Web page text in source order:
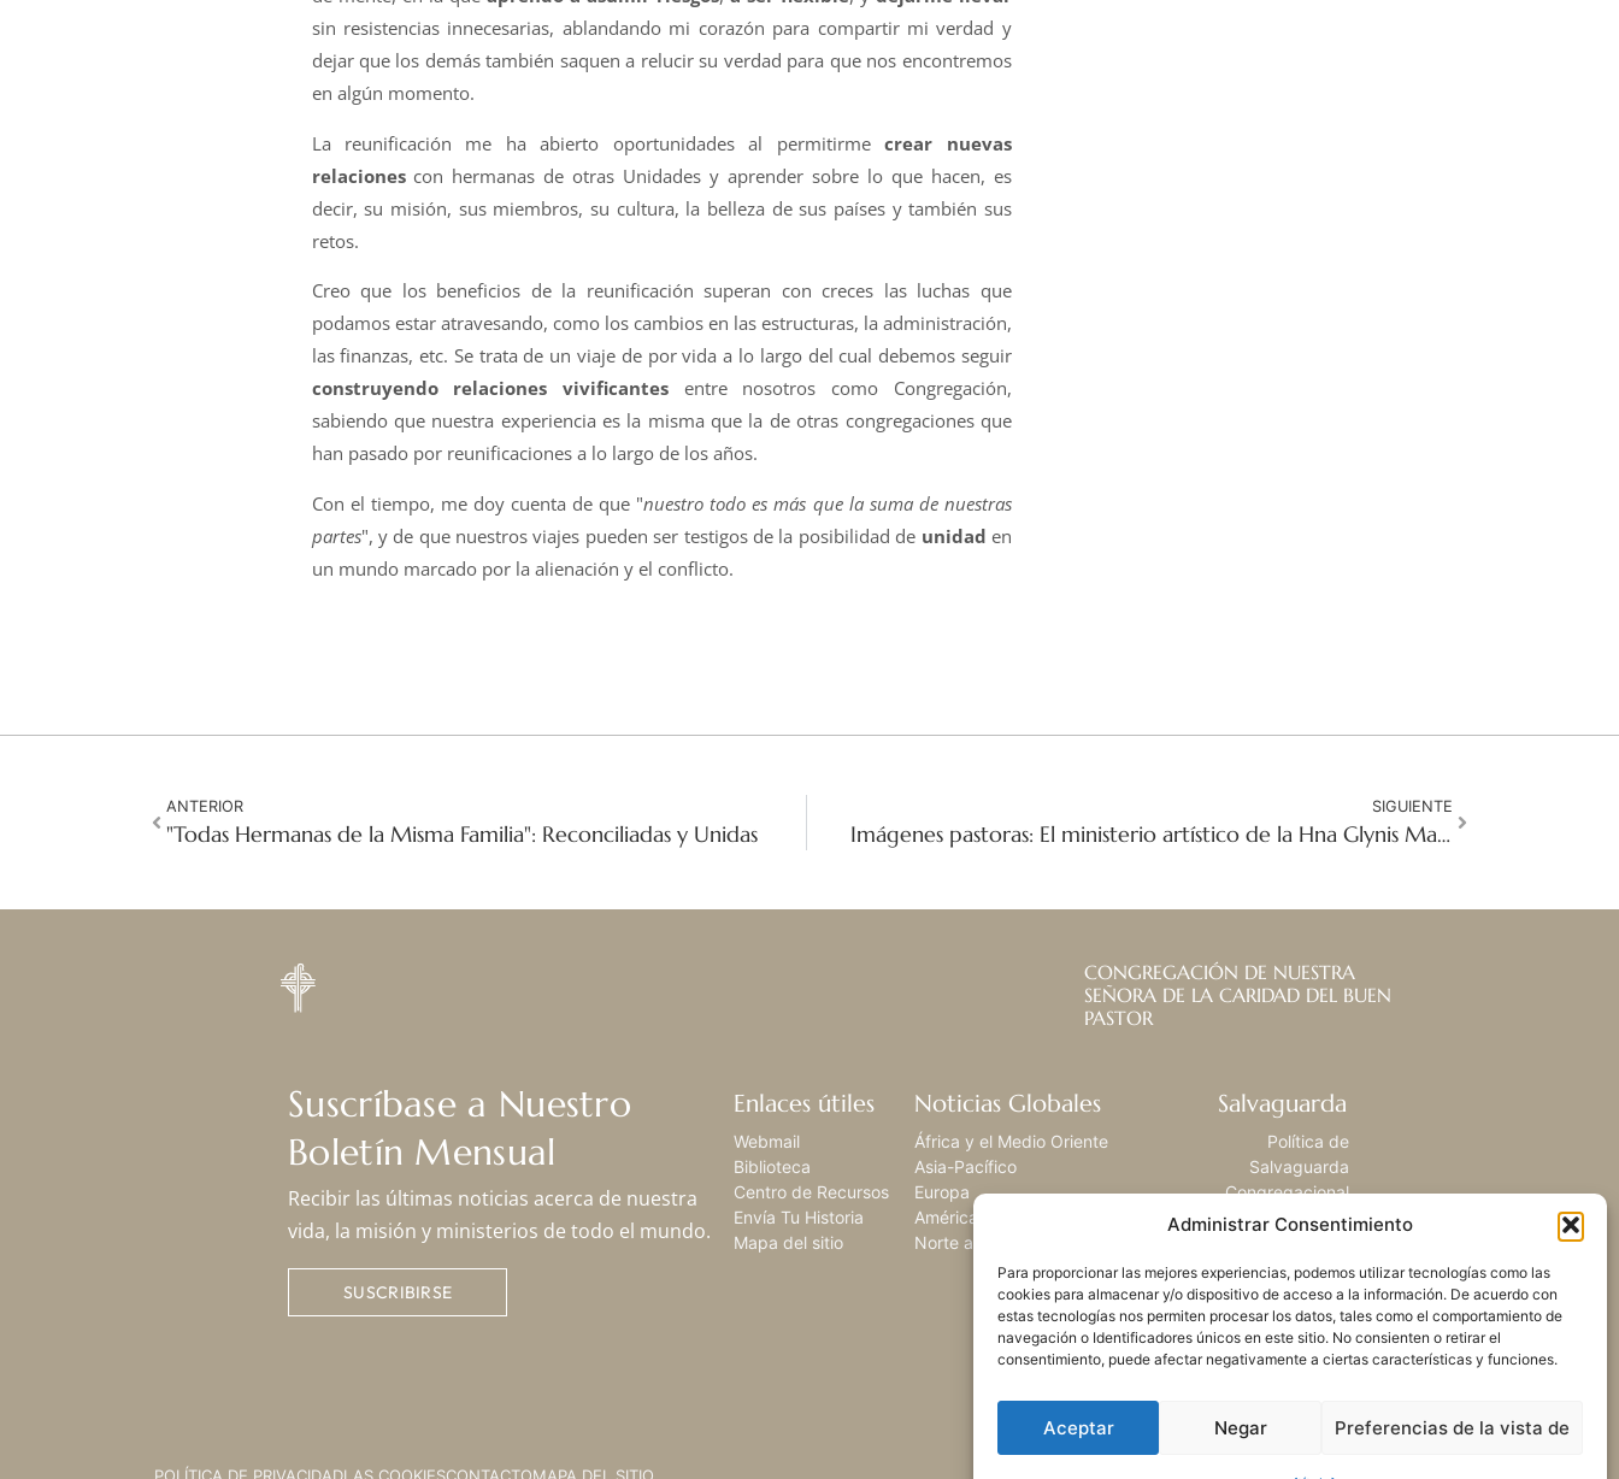
Administrar Consentimiento
Para proporcionar las mejores experiencias, podemos utilizar tecnologías como las
cookies para almacenar y/o dispositivo de acceso a la información. De acuerdo con
estas tecnologías nos permiten procesar los datos, tales como el comportamiento de
navegación o Identificadores únicos en este sitio. No consienten o retirar el
consentimiento, puede afectar negativamente a ciertas características y funciones.
Aceptar Negar Preferencias de la vista de
sin resistencias innecesarias, ablandando mi corazón para compartir mi verdad y
dejar que los demás también saquen a relucir su verdad para que nos encontremos
en algún momento.
La reunificación me ha abierto oportunidades al permitirmecrear nuevas
relacionescon hermanas de otras Unidades y aprender sobre lo que hacen, es
decir, su misión, sus miembros, su cultura, la belleza de sus países y también sus
retos.
Creo que los beneficios de la reunificación superan con creces las luchas que
podamos estar atravesando, como los cambios en las estructuras, la administración,
las finanzas, etc. Se trata de un viaje de por vida a lo largo del cual debemos seguir
construyendo relaciones vivificantesentre nosotros como Congregación,
sabiendo que nuestra experiencia es la misma que la de otras congregaciones que
han pasado por reunificaciones a lo largo de los años.
Con el tiempo, me doy cuenta de que "nuestro todo es más que la suma de nuestras
partes", y de que nuestros viajes pueden ser testigos de la posibilidad de unidad en
un mundo marcado por la alienación y el conflicto.
ANTERIOR
"Todas Hermanas de la Misma Familia": Reconciliadas y Unidas
SIGUIENTE
Imágenes pastoras: El ministerio artístico de la Hna Glynis Mary McManamon
CONGREGACIÓN DE NUESTRA
SEÑORA DE LA CARIDAD DEL BUEN
PASTOR
Suscríbase a Nuestro
Boletín Mensual
Recibir las últimas noticias acerca de nuestra
vida, la misión y ministerios de todo el mundo.
SUSCRIBIRSE
Enlaces útiles
Webmail
Biblioteca
Centro de Recursos
Envía Tu Historia
Mapa del sitio
Noticias Globales
África y el Medio Oriente
Asia-Pacífico
Europa
América Latina,
Norte américa
Salvaguarda
Política de
Salvaguarda
Congregacional